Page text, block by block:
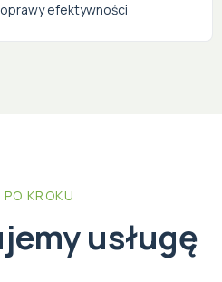
efektywności
PO KROKU
usługę